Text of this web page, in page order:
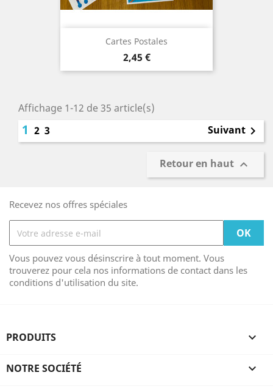
Cartes Postales
Prix
2,45 €
Affichage 1-12 de 35 article(s)
1 2 3 Suivant 
Retour en haut 
Recevez nos offres spéciales
Vous pouvez vous désinscrire à tout moment. Vous
trouverez pour cela nos informations de contact dans les
conditions d'utilisation du site.
PRODUITS 
NOTRE SOCIÉTÉ 